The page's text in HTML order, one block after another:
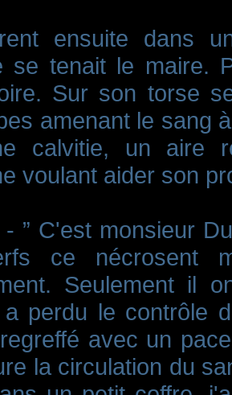
ensuite dans
se tenait le maire.
Sur son torse
amenant le sang
calvitie, un aire
voulant aider son
- ” C'est monsieur
ce nécrosent
Seulement il
perdu le contrôle
avec un
la circulation du